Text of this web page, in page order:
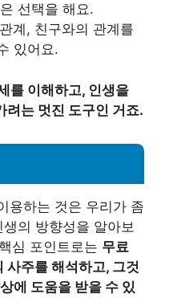
선택을 해요.
계, 친구와의 관계를
있어요.
를 이해하고, 인생을
려는 멋진 도구인 거죠.
용하는 것은 우리가 좀
의 방향성을 알아보
심 포인트로는 무료
사주를 해석하고, 그것
에 도움을 받을 수 있